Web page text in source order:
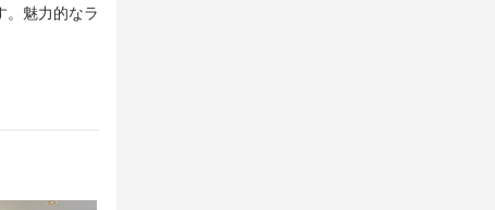
。魅力的なラ